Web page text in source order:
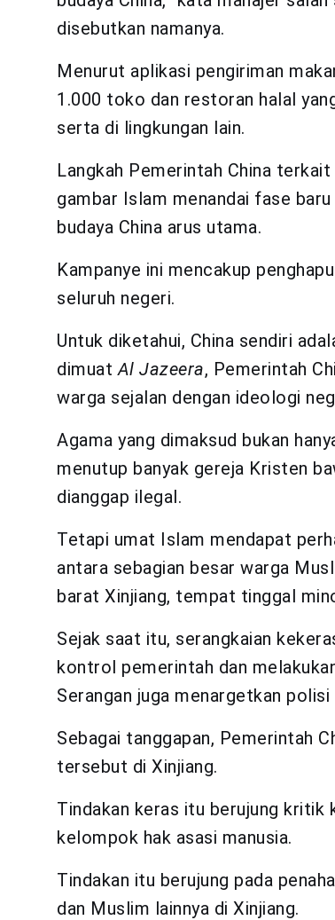
disebutkan namanya.
Menurut aplikasi pengiriman
1.000 toko dan restoran halal
serta di lingkungan lain.
Langkah Pemerintah China
gambar Islam menandai fase
budaya China arus utama.
Kampanye ini mencakup
seluruh negeri.
Untuk diketahui, China sendiri
dimuat Al Jazeera, Pemerintah
warga sejalan dengan ideologi
Agama yang dimaksud bukan
menutup banyak gereja Kristen
dianggap ilegal.
Tetapi umat Islam mendapat
antara sebagian besar warga
barat Xinjiang, tempat tinggal
Sejak saat itu, serangkaian
kontrol pemerintah dan
Serangan juga menargetkan
Sebagai tanggapan, Pemerintah
tersebut di Xinjiang.
Tindakan keras itu berujung kritik
kelompok hak asasi manusia.
Tindakan itu berujung pada
dan Muslim lainnya di Xinjiang.